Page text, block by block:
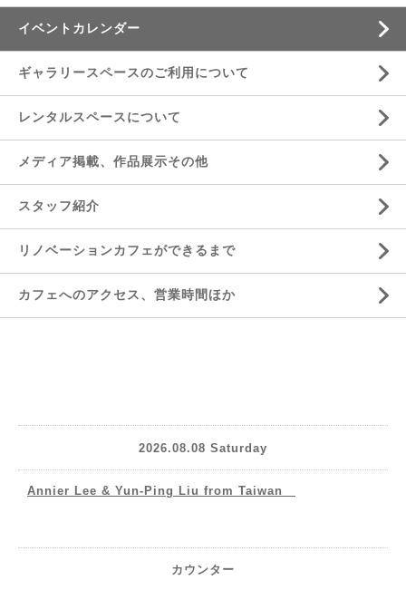
イベントカレンダー
ギャラリースペースのご利用について
レンタルスペースについて
メディア掲載、作品展示その他
スタッフ紹介
リノベーションカフェができるまで
カフェへのアクセス、営業時間ほか
2026.08.08 Saturday
Annier Lee & Yun-Ping Liu from Taiwan
カウンター